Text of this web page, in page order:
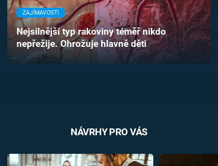
Časopis
Sledujte prima+
Přihlášení
ZAJÍMAVOSTI
Nejsilnější typ rakoviny téměř nikdo
nepřežije. Ohrožuje hlavně děti
NÁVRHY PRO VÁS